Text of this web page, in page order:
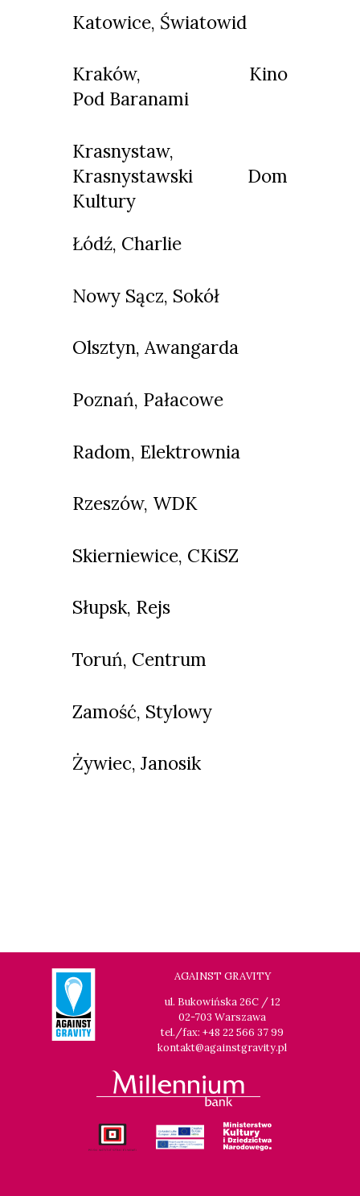
Katowice, Światowid
Kraków, Kino
Pod Baranami
Krasnystaw,
Krasnystawski Dom
Kultury
Łódź, Charlie
Nowy Sącz, Sokół
Olsztyn, Awangarda
Poznań, Pałacowe
Radom, Elektrownia
Rzeszów, WDK
Skierniewice, CKiSZ
Słupsk, Rejs
Toruń, Centrum
Zamość, Stylowy
Żywiec, Janosik
AGAINST GRAVITY
ul. Bukowińska 26C / 12
02-703 Warszawa
tel./fax: +48 22 566 37 99
kontakt@againstgravity.pl